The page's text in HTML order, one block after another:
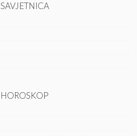
SAVJETNICA
HOROSKOP